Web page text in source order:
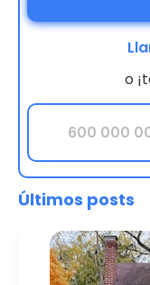
o
Últimos posts